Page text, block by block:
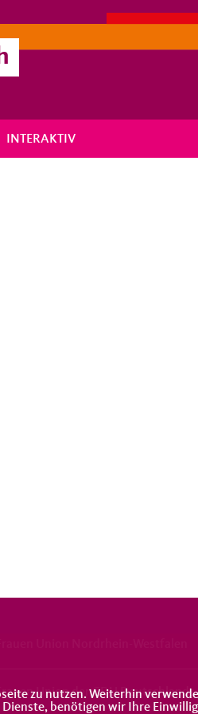
INTERAKTIV
Union der CDU Deutschlands
zu nutzen. Weiterhin
benötigen wir Ihre